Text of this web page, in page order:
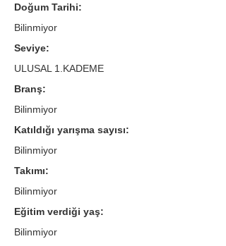
Doğum Tarihi:
Bilinmiyor
Seviye:
ULUSAL 1.KADEME
Branş:
Bilinmiyor
Katıldığı yarışma sayısı:
Bilinmiyor
Takımı:
Bilinmiyor
Eğitim verdiği yaş:
Bilinmiyor